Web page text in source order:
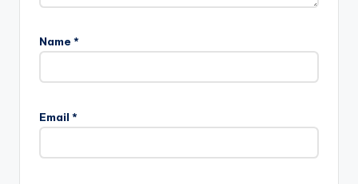
Name *
Email *